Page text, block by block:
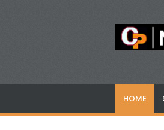
HOME